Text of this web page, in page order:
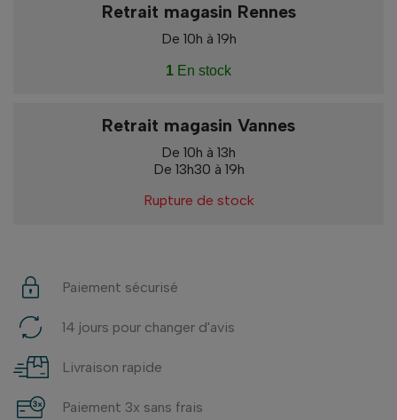
Retrait magasin Rennes
De 10h à 19h
1 En stock
Retrait magasin Vannes
De 10h à 13h
De 13h30 à 19h
Rupture de stock
Paiement sécurisé
14 jours pour changer d'avis
Livraison rapide
Paiement 3x sans frais